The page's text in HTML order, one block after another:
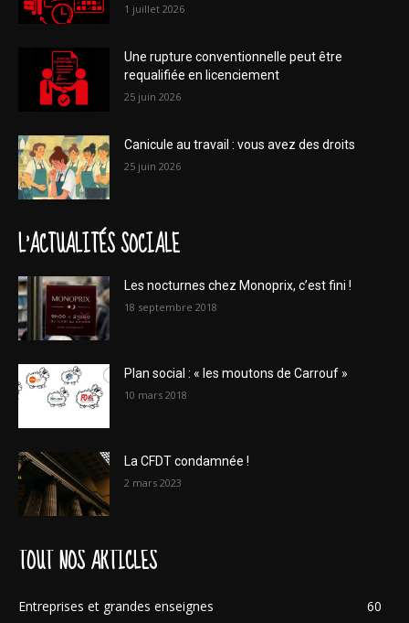
1 juillet 2026
Une rupture conventionnelle peut être
requalifiée en licenciement
25 juin 2026
Canicule au travail : vous avez des droits
25 juin 2026
L'ACTUALITÉS SOCIALE
Les nocturnes chez Monoprix, c’est fini !
18 septembre 2018
Plan social : « les moutons de Carrouf »
10 mars 2018
La CFDT condamnée !
2 mars 2023
TOUT NOS ARTICLES
Entreprises et grandes enseignes 60